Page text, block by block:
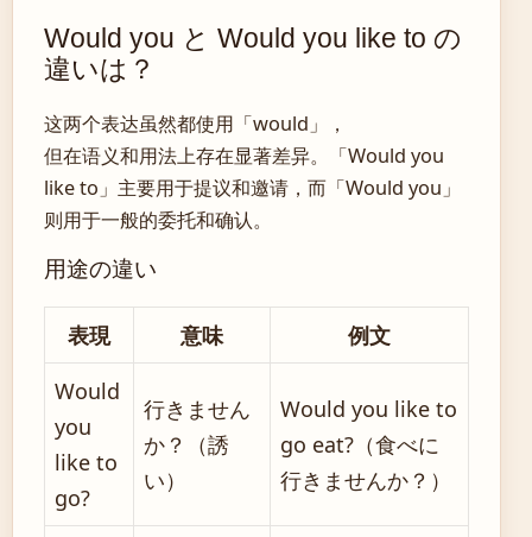
Would you と Would you like to の
違いは？
这两个表达虽然都使用「would」，
但在语义和用法上存在显著差异。「Would you
like to」主要用于提议和邀请，而「Would you」
则用于一般的委托和确认。
用途の違い
表現 意味
例文
Would
you
like to
go?
行きません
か？（誘
い）
Would you like to
go eat?（食べに
行きませんか？）